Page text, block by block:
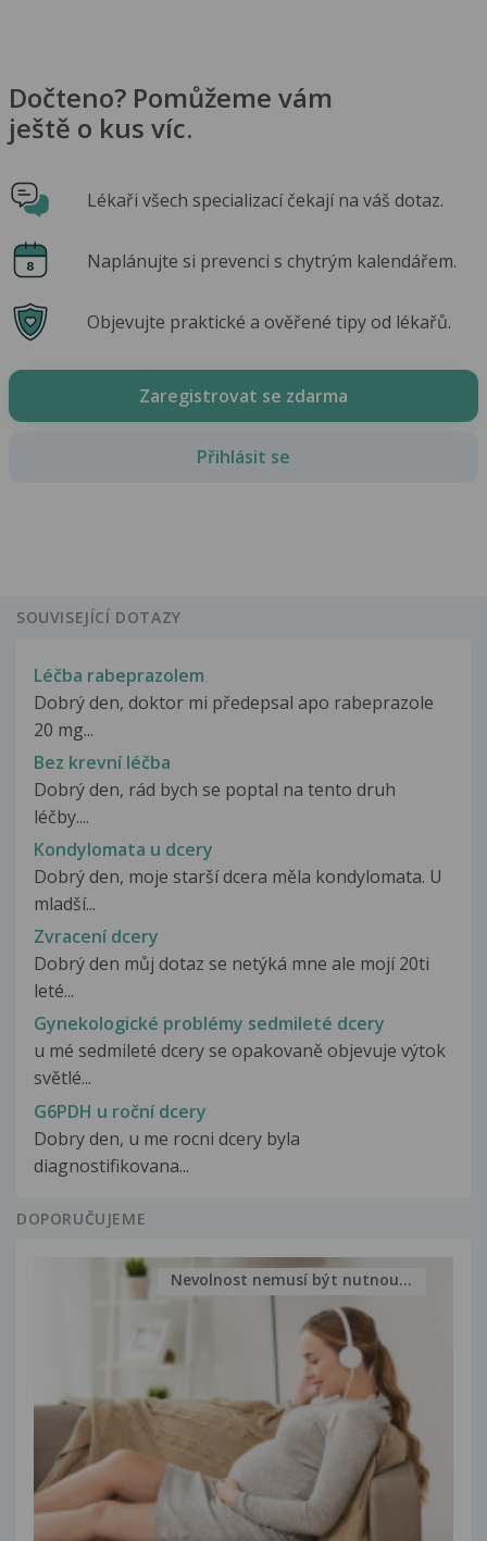
Dočteno? Pomůžeme vám
ještě o kus víc.
Lékaři všech specializací čekají na váš dotaz.
Naplánujte si prevenci s chytrým kalendářem.
Objevujte praktické a ověřené tipy od lékařů.
Zaregistrovat se zdarma
Přihlásit se
SOUVISEJÍCÍ DOTAZY
Léčba rabeprazolem
Dobrý den, doktor mi předepsal apo rabeprazole
20 mg...
Bez krevní léčba
Dobrý den, rád bych se poptal na tento druh
léčby....
Kondylomata u dcery
Dobrý den, moje starší dcera měla kondylomata. U
mladší...
Zvracení dcery
Dobrý den můj dotaz se netýká mne ale mojí 20ti
leté...
Gynekologické problémy sedmileté dcery
u mé sedmileté dcery se opakovaně objevuje výtok
světlé...
G6PDH u roční dcery
Dobry den, u me rocni dcery byla
diagnostifikovana...
DOPORUČUJEME
Nevolnost nemusí být nutnou...